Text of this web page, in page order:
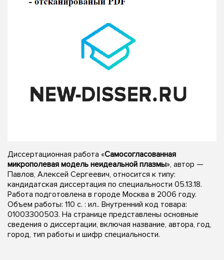
Диссертационная работа «Самосогласованная
микрополевая модель неидеальной плазмы», автор —
Павлов, Алексей Сергеевич, относится к типу:
кандидатская диссертация по специальности 05.13.18.
Работа подготовлена в городе Москва в 2006 году.
Объем работы: 110 с. : ил.. Внутренний код товара:
01003300503. На странице представлены основные
сведения о диссертации, включая название, автора, год,
город, тип работы и шифр специальности.